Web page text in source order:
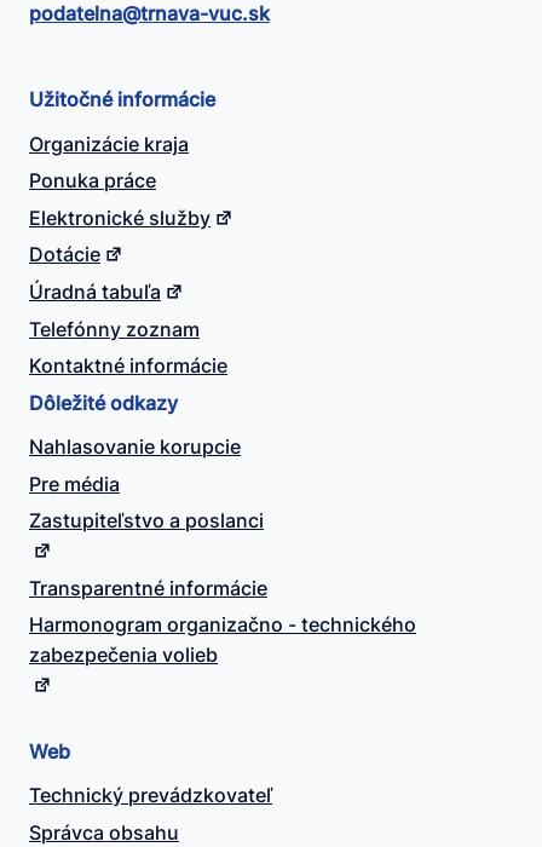
podatelna@​trnava-vuc.sk
Užitočné informácie
Organizácie kraja
Ponuka práce
Elektronické služby
Dotácie
Úradná tabuľa
Telefónny zoznam
Kontaktné informácie
Dôležité odkazy
Nahlasovanie korupcie
Pre média
Zastupiteľstvo a poslanci
Transparentné informácie
Harmonogram organizačno - technického
zabezpečenia volieb
Web
Technický prevádzkovateľ
Správca obsahu